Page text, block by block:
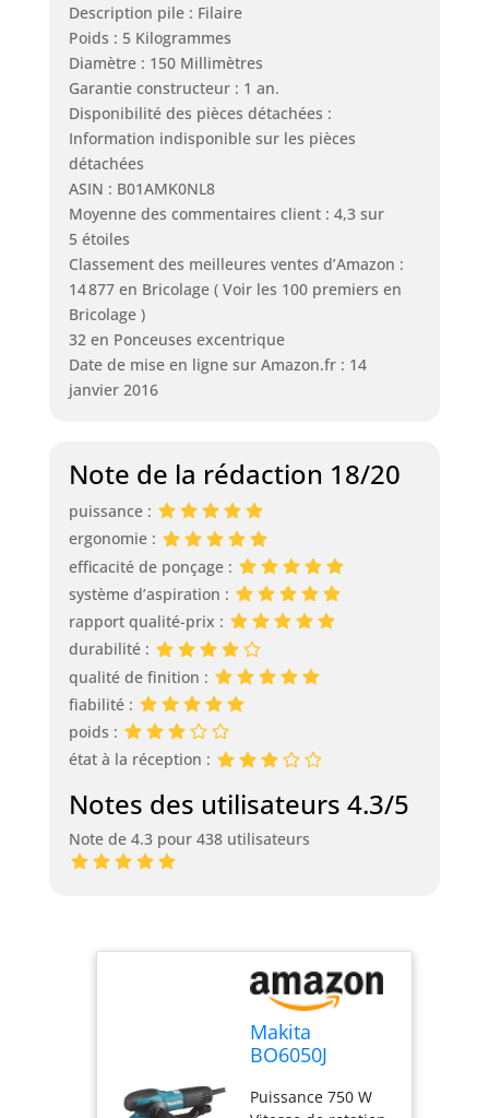
Description pile : Filaire
Poids : 5 Kilogrammes
Diamètre : 150 Millimètres
Garantie constructeur : 1 an.
Disponibilité des pièces détachées :
Information indisponible sur les pièces
détachées
ASIN : B01AMK0NL8
Moyenne des commentaires client : 4,3 sur
5 étoiles
Classement des meilleures ventes d’Amazon :
14 877 en Bricolage ( Voir les 100 premiers en
Bricolage )
32 en Ponceuses excentrique
Date de mise en ligne sur Amazon.fr : 14
janvier 2016
Note de la rédaction 18/20
puissance :
ergonomie :
efficacité de ponçage :
système d’aspiration :
rapport qualité-prix :
durabilité :
qualité de finition :
fiabilité :
poids :
état à la réception :
Notes des utilisateurs 4.3/5
Note de 4.3 pour 438 utilisateurs
Makita
BO6050J
rotative
Puissance 750 W